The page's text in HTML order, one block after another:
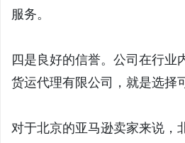
服务。
四是良好的信誉。公司在行业
货运代理有限公司，就是选择
对于北京的亚马逊卖家来说，